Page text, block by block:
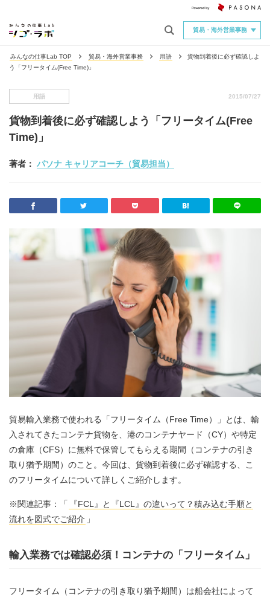
貿易・海外営業事務
みんなの仕事Lab TOP 貿易・海外営業事務 用語
貨物到着後に必ず確認しよ
う「フリータイム(Free Time)」
用語 2015/07/27
貨物到着後に必ず確認しよう「フリータイム(Free
Time)」
著者： パソナ キャリアコーチ（貿易担当）
貿易輸入業務で使われる「フリータイム（Free Time）」とは、輸
入されてきたコンテナ貨物を、港のコンテナヤード（CY）や特定
の倉庫（CFS）に無料で保管してもらえる期間（コンテナの引き
取り猶予期間）のこと。今回は、貨物到着後に必ず確認する、こ
のフリータイムについて詳しくご紹介します。
※関連記事：「
『FCL』と『LCL』の違いって？積み込む手順と
流れを図式でご紹介 」
輸入業務では確認必須！コンテナの「フリータイム」
フリータイム（コンテナの引き取り猶予期間）は船会社によって